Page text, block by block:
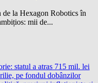
la Hexagon Robotics în
mii de...
statul a atras 715 mil. lei
pe fondul dobânzilor